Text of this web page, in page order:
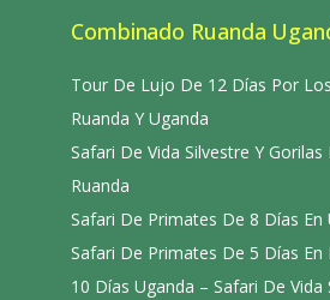
Combinado Ruanda
Tour De Lujo De 12 Días Por
Ruanda Y Uganda
Safari De Vida Silvestre Y Gorilas
Ruanda
Safari De Primates De 8 Días En
Safari De Primates De 5 Días En
10 Días Uganda – Safari De Vida